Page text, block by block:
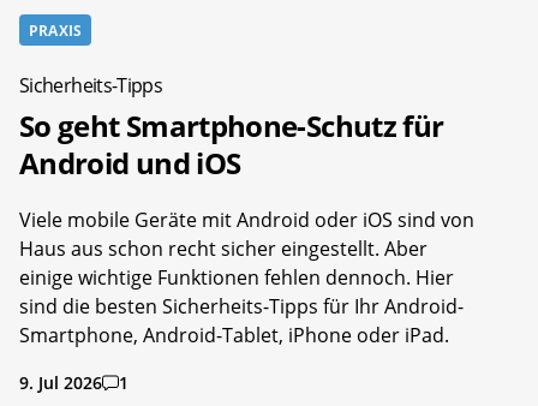
PRAXIS
Sicherheits-Tipps
So geht Smartphone-Schutz für
Android und iOS
Viele mobile Geräte mit Android oder iOS sind von
Haus aus schon recht sicher eingestellt. Aber
einige wichtige Funktionen fehlen dennoch. Hier
sind die besten Sicherheits-Tipps für Ihr Android-
Smartphone, Android-Tablet, iPhone oder iPad.
9. Jul 2026 1